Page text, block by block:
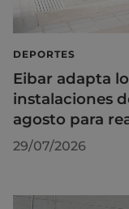
DEPORTES
Eibar adapta
instalaciones
agosto para
29/07/2026